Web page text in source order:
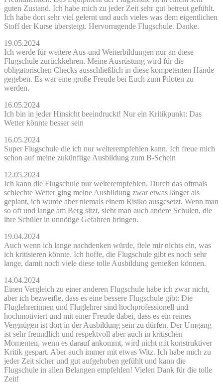
guten Zustand. Ich habe mich zu jeder Zeit sehr gut betreut gefühlt.
Ich habe dort sehr viel gelernt und auch vieles was dem eigentlichen
Stoff der Kurse übersteigt. Hervorragende Flugschule. Danke.
19.05.2024
Ich werde für weitere Aus-und Weiterbildungen nur an diese
Flugschule zurückkehren. Meine Ausrüstung wird für die
obligatorischen Checks ausschließlich in diese kompetenten Hände
gegeben. Es war eine große Freude bei Euch zum Piloten zu
werden.
16.05.2024
Ich bin in jeder Hinsicht beeindruckt! Nur ein Kritikpunkt: Das
Wetter könnte besser sein
16.05.2024
Super Flugschule die ich nur weiterempfehlen kann. Ich freue mich
schon auf meine zukünftige Ausbildung zum B-Schein
12.05.2024
Ich kann die Flugschule nur weiterempfehlen. Durch das oftmals
schlechte Wetter ging meine Ausbildung zwar etwas länger als
geplant, ich wurde aber niemals einem Risiko ausgesetzt. Wenn man
so oft und lange am Berg sitzt, sieht man auch andere Schulen, die
ihre Schüler in unnötige Gefahren bringen.
19.04.2024
Auch wenn ich lange nachdenken würde, fiele mir nichts ein, was
ich kritisieren könnte. Ich hoffe, die Flugschule gibt es noch sehr
lange, damit noch viele diese tolle Ausbildung genießen können.
14.04.2024
Einen Vergleich zu einer anderen Flugschule habe ich zwar nicht,
aber ich bezweifle, dass es eine bessere Flugschule gibt: Die
Fluglehrerinnen und Fluglehrer sind hochprofessionell und
hochmotiviert und mit einer Freude dabei, dass es ein reines
Vergnügen ist dort in der Ausbildung sein zu dürfen. Der Umgang
ist sehr freundlich und respektvoll aber auch in kritischen
Momenten, wenn es darauf ankommt, wird nicht mit konstruktiver
Kritik gespart. Aber auch immer mit etwas Witz. Ich habe mich zu
jeder Zeit sicher und gut aufgehoben gefühlt und kann die
Flugschule in allen Belangen empfehlen! Vielen Dank für die tolle
Zeit!